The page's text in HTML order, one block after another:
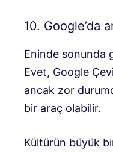
10. Google’da
Eninde sonunda
Evet, Google
ancak zor
bir araç olabilir.
Kültürün büyük bir